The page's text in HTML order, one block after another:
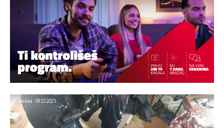
Хроника 09.12.2025. 2